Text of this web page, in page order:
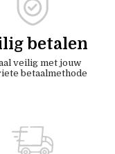
betalen
veilig met jouw
betaalmethode